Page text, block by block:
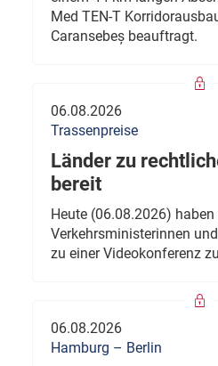
Med TEN-T
Caransebeș beauftragt.
06.08.2026
Trassenpreise
Länder zu
bereit
Heute (06.08.2026)
Verkehrsministerinnen
zu einer Videokonferenz
06.08.2026
Hamburg – Berlin